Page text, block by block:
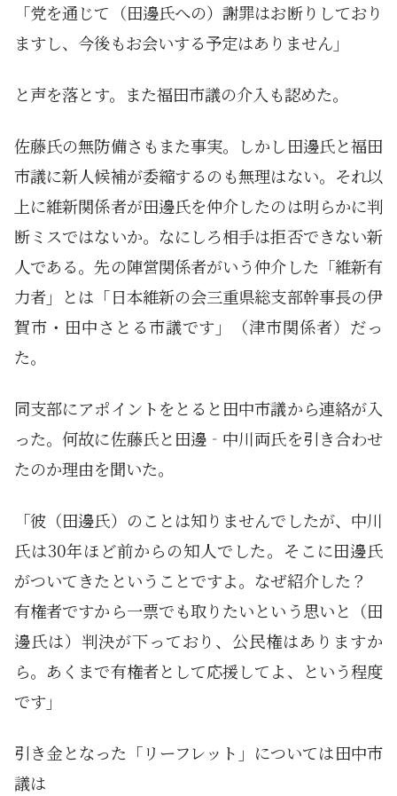
「党を通じて（田邊氏への）謝罪はお断りしており
ますし、今後もお会いする予定はありません」
と声を落とす。また福田市議の介入も認めた。
佐藤氏の無防備さもまた事実。しかし田邊氏と福田
市議に新人候補が委縮するのも無理はない。それ以
上に維新関係者が田邊氏を仲介したのは明らかに判
断ミスではないか。なにしろ相手は拒否できない新
人である。先の陣営関係者がいう仲介した「維新有
力者」とは「日本維新の会三重県総支部幹事長の伊
賀市・田中さとる市議です」（津市関係者）だっ
た。
同支部にアポイントをとると田中市議から連絡が入
った。何故に佐藤氏と田邊‐中川両氏を引き合わせ
たのか理由を聞いた。
「彼（田邊氏）のことは知りませんでしたが、中川
氏は30年ほど前からの知人でした。そこに田邊氏
がついてきたということですよ。なぜ紹介した？
有権者ですから一票でも取りたいという思いと（田
邊氏は）判決が下っており、公民権はありますか
ら。あくまで有権者として応援してよ、という程度
です」
引き金となった「リーフレット」については田中市
議は